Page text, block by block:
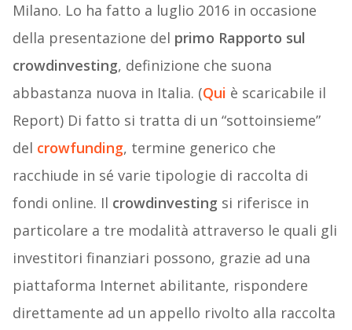
Milano. Lo ha fatto a luglio 2016 in occasione
della presentazione del primo Rapporto sul
crowdinvesting, definizione che suona
abbastanza nuova in Italia. (Qui è scaricabile il
Report) Di fatto si tratta di un “sottoinsieme”
del crowfunding, termine generico che
racchiude in sé varie tipologie di raccolta di
fondi online. Il crowdinvesting si riferisce in
particolare a tre modalità attraverso le quali gli
investitori finanziari possono, grazie ad una
piattaforma Internet abilitante, rispondere
direttamente ad un appello rivolto alla raccolta